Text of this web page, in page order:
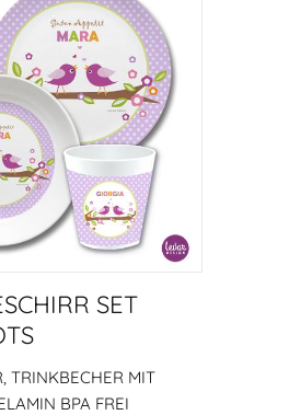
SET
TRINKBECHER MIT
BPA FREI